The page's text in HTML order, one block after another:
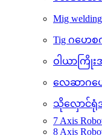
Mig
Tig ဂဟေ
ဝါယာကြို
လေဆာဂ
သိုလှောင်ရုံ
7 Axis
8 Axis